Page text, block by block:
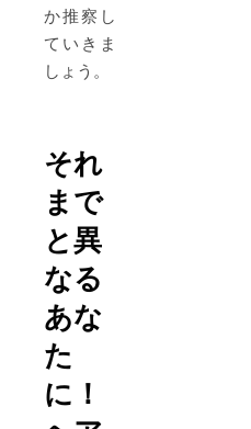
か推察し
ていきま
しょう。
それ
まで
と異
なる
あな
た
に！